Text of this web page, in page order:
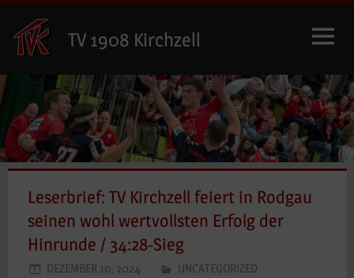
Inhalt
springen
TV 1908 Kirchzell
Leserbrief: TV Kirchzell feiert in Rodgau
seinen wohl wertvollsten Erfolg der
Hinrunde / 34:28-Sieg
DEZEMBER 10, 2024 UNCATEGORIZED